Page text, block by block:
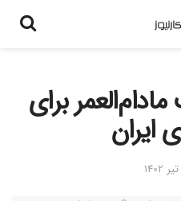
برای
ایران